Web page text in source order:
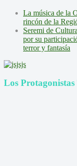
La música de la
rincón de la
Seremi de
por su
terror y fantasía
Los